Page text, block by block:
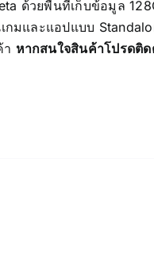
ด้วยพื้นที่เก็บข้อมูล
กมและแอปแบบ
หากสนใจสินค้าโปรดติ